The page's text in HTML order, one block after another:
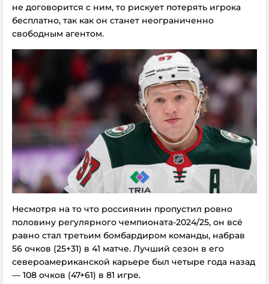
не договорится с ним, то рискует потерять игрока
бесплатно, так как он станет неограниченно
свободным агентом.
Несмотря на то что россиянин пропустил ровно
половину регулярного чемпионата-2024/25, он всё
равно стал третьим бомбардиром команды, набрав
56 очков (25+31) в 41 матче. Лучший сезон в его
североамериканской карьере был четыре года назад
— 108 очков (47+61) в 81 игре.